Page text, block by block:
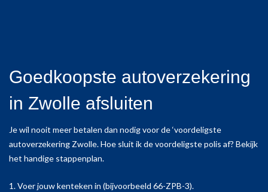
Goedkoopste autoverzekering
in Zwolle afsluiten
Je wil nooit meer betalen dan nodig voor de ‘voordeligste
autoverzekering Zwolle. Hoe sluit ik de voordeligste polis af? Bekijk
het handige stappenplan.
1. Voer jouw kenteken in (bijvoorbeeld 66-ZPB-3).